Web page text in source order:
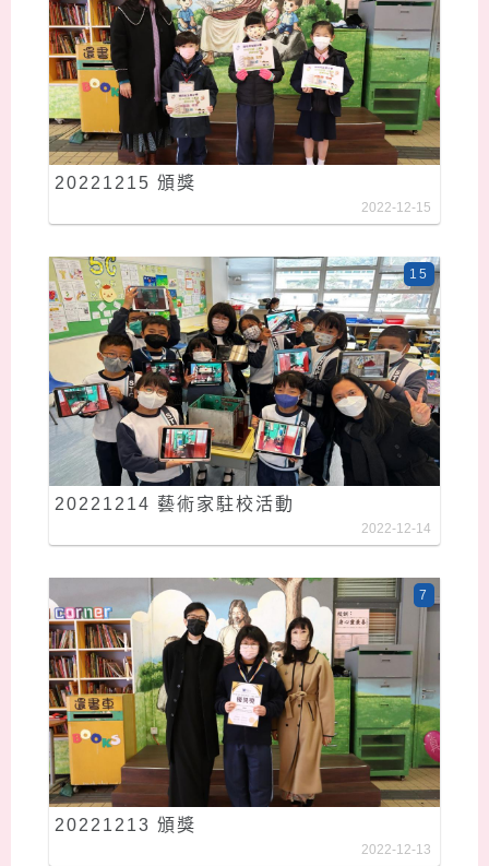
20221215 頒獎
2022-12-15
20221214 藝術家駐校活動
15
2022-12-14
20221213 頒獎
7
2022-12-13